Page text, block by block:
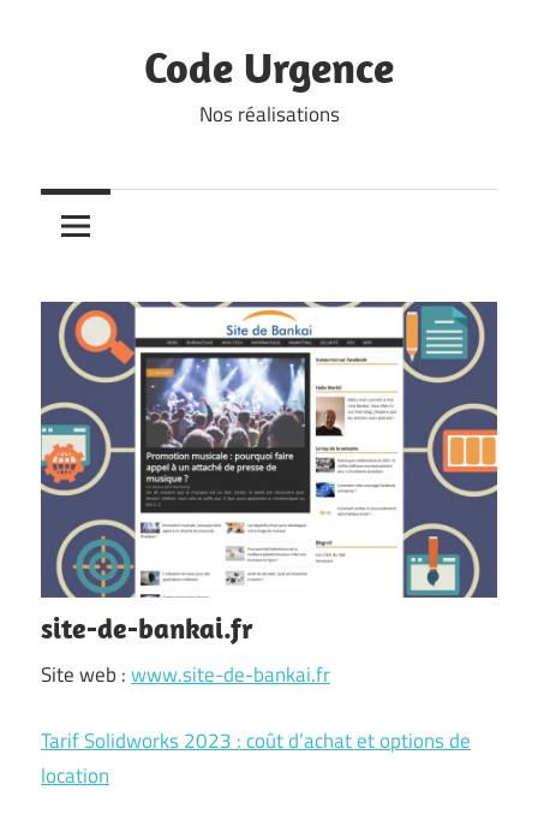
Code Urgence
Nos réalisations
site-de-bankai.fr
Site web :www.site-de-bankai.fr
Tarif Solidworks 2023 : coût d’achat et options de
location